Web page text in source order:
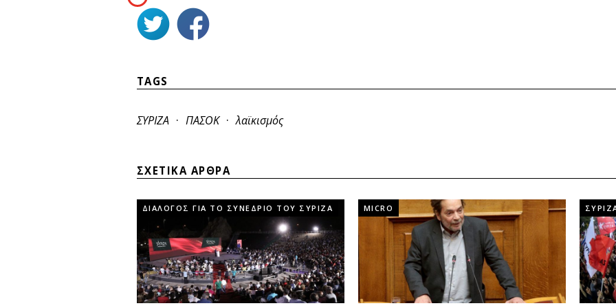
TAGS
ΣΥΡΙΖΑ · ΠΑΣΟΚ · λαϊκισμός
ΣΧΕΤΙΚΑ ΑΡΘΡΑ
ΔΙΑΛΟΓΟΣ ΓΙΑ ΤΟ ΣΥΝΕΔΡΙΟ ΤΟΥ ΣΥΡΙΖΑ MICRO